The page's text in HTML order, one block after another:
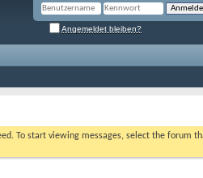
Angemeldet bleiben?
To start viewing messages, select the forum